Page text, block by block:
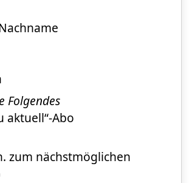
Folgendes
aktuell“-Abo
zum nächstmöglichen